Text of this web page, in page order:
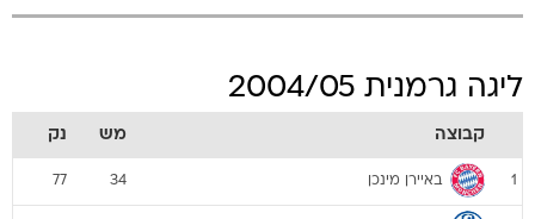
ליגה גרמנית 2004/05
קבוצה מש נק
1 באיירן מינכן 34
77